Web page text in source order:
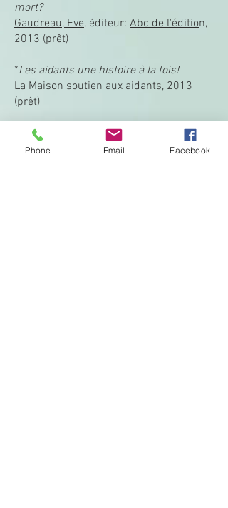
mort?
Gaudreau, Eve, éditeur: Abc de l'édition,
2013 (prêt)
*Les aidants une histoire à la fois!
La Maison soutien aux aidants, 2013
(prêt)
Guide des proches aidants,
L’accompagnement des aînés à domicile,
Phone Email Facebook